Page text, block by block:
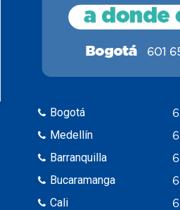
Bogotá
Medellín
Barranquilla
Bucaramanga
Cali